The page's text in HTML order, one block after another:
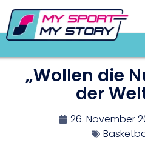
„Wollen die
der
26. November